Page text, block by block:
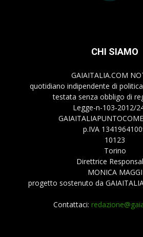
CHI SIAMO
GAIAITALIA.COM
quotidiano indipendente di
testata senza obbligo di
Legge-n-103-2012/
p.IVA
10123
Torino
Direttrice
MONICA MAGGI
progetto sostenuto da
Contattaci: